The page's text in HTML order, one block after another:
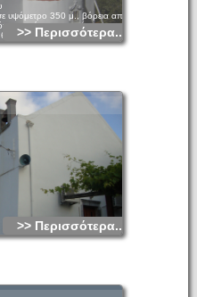
υψόμετρο 350 μ., βόρεια από
υψώνεται ο ομώνυμος
θέση αυτή, με τη θαμνώδη
της ελληνιστικής
ημικυκλικό ανακουφιστικό
ορθογώνιο πλαίσιο και
γείσο. Το δίλοβο αγιοθύριδο
από ανάγλυφη, φυτική
που εντοπίζονται νοτιοδυτικά
συλλογής ομβρίων υδάτων
πιθανόν να ανήκουν στο
συγκρότημα του Αγίου
που ταυτίζεται με το
σε έγγραφο του 1632, όταν
υποθηκεύονται στο
>> Περισσότερα...
>> Περισσότερα...